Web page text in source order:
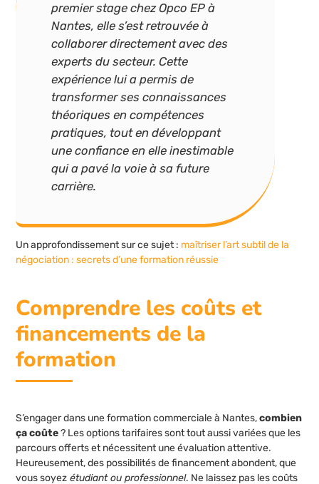
premier stage chez Opco EP à
Nantes, elle s’est retrouvée à
collaborer directement avec des
experts du secteur. Cette
expérience lui a permis de
transformer ses connaissances
théoriques en compétences
pratiques, tout en développant
une confiance en elle inestimable
qui a pavé la voie à sa future
carrière.
Un approfondissement sur ce sujet : maîtriser l’art subtil de la
négociation : secrets d’une formation réussie
Comprendre les coûts et
financements de la
formation
S’engager dans une formation commerciale à Nantes,combien
ça coûte? Les options tarifaires sont tout aussi variées que les
parcours offerts et nécessitent une évaluation attentive.
Heureusement, des possibilités de financement abondent, que
vous soyez étudiant ou professionnel. Ne laissez pas les coûts